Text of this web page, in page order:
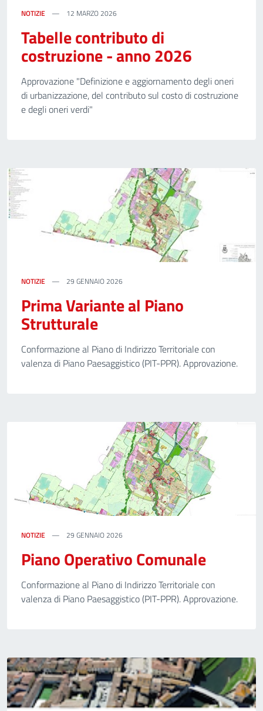
NOTIZIE 12 MARZO 2026
Tabelle contributo di
costruzione - anno 2026
Approvazione "Definizione e aggiornamento degli oneri
di urbanizzazione, del contributo sul costo di costruzione
e degli oneri verdi"
NOTIZIE 29 GENNAIO 2026
Prima Variante al Piano
Strutturale
Conformazione al Piano di Indirizzo Territoriale con
valenza di Piano Paesaggistico (PIT-PPR). Approvazione.
NOTIZIE 29 GENNAIO 2026
Piano Operativo Comunale
Conformazione al Piano di Indirizzo Territoriale con
valenza di Piano Paesaggistico (PIT-PPR). Approvazione.